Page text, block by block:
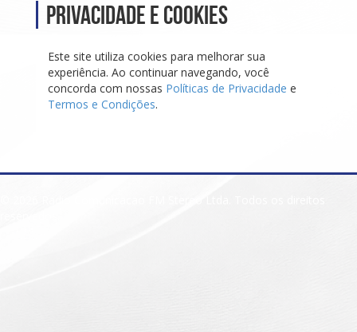
Privacidade e Cookies
Este site utiliza cookies para melhorar sua
experiência. Ao continuar navegando, você
concorda com nossas Políticas de Privacidade e
Termos e Condições.